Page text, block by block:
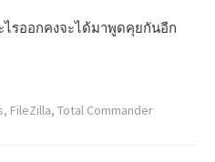
ไรออกคงจะได้มาพูดคุยกันอีก
, FileZilla, Total Commander